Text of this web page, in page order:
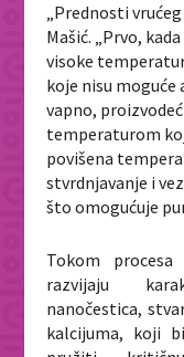
„Prednosti
Mašić. „Prvo,
visoke
koje nisu
vapno,
temperaturom
povišena
stvrdnjavanje i
što omogućuje
Tokom procesa
razvijaju
nanočestica,
kalcijuma, koji